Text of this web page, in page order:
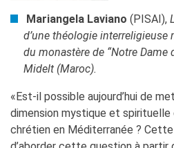
Mariangela Laviano (PISAI),
d’une théologie interreligieuse
du monastère de “Notre Dame
Midelt (Maroc).
«Est-il possible aujourd’hui de
dimension mystique et spirituelle
chrétien en Méditerranée ?